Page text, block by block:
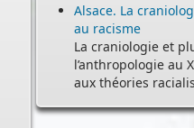
Alsace. La
au racisme
La craniologie et
l’anthropologie au
aux théories